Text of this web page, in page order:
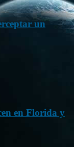
un
en Florida y